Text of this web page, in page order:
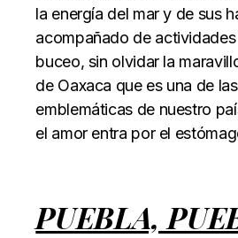
la energía del mar y de sus
acompañado de
buceo, sin olvidar la
de Oaxaca que es una de
emblemáticas de nuestro
el amor entra por el
PUEBLA,